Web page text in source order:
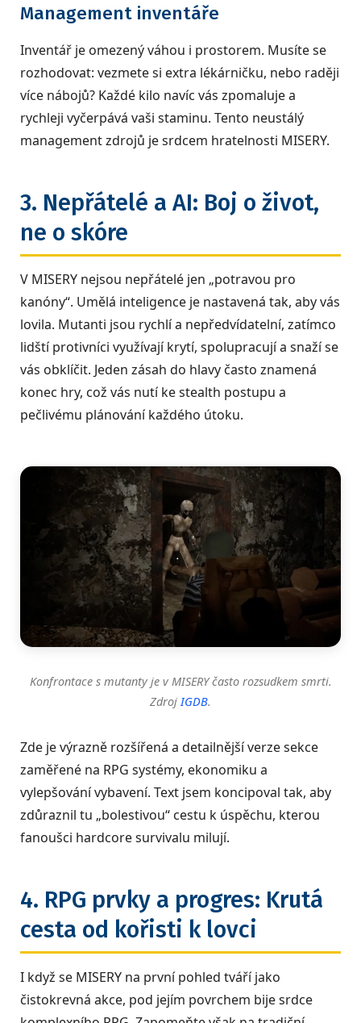
Management inventáře
Inventář je omezený váhou i prostorem. Musíte se
rozhodovat: vezmete si extra lékárničku, nebo raději
více nábojů? Každé kilo navíc vás zpomaluje a
rychleji vyčerpává vaši staminu. Tento neustálý
management zdrojů je srdcem hratelnosti MISERY.
3. Nepřátelé a AI: Boj o život,
ne o skóre
V MISERY nejsou nepřátelé jen „potravou pro
kanóny“. Umělá inteligence je nastavená tak, aby vás
lovila. Mutanti jsou rychlí a nepředvídatelní, zatímco
lidští protivníci využívají krytí, spolupracují a snaží se
vás obklíčit. Jeden zásah do hlavy často znamená
konec hry, což vás nutí ke stealth postupu a
pečlivému plánování každého útoku.
Konfrontace s mutanty je v MISERY často rozsudkem smrti.
ZdrojIGDB.
Zde je výrazně rozšířená a detailnější verze sekce
zaměřené na RPG systémy, ekonomiku a
vylepšování vybavení. Text jsem koncipoval tak, aby
zdůraznil tu „bolestivou“ cestu k úspěchu, kterou
fanoušci hardcore survivalu milují.
4. RPG prvky a progres: Krutá
cesta od kořisti k lovci
I když se MISERY na první pohled tváří jako
čistokrevná akce, pod jejím povrchem bije srdce